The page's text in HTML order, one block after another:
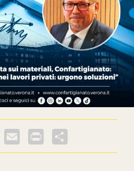
LinkedInEmail PrintFriendly